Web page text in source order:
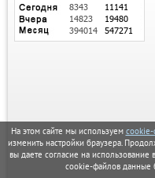
На этом сайте мы используем
изменить настройки браузера.
вы даете согласие на
cookie-файлов данные